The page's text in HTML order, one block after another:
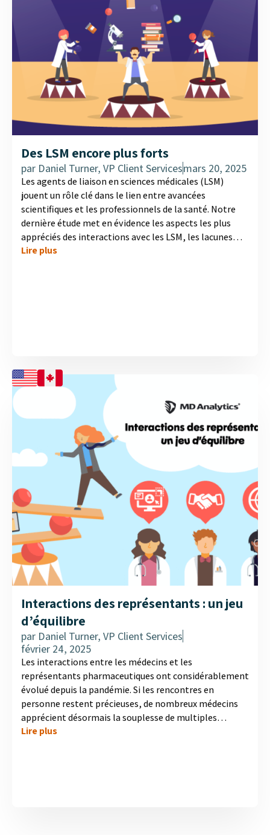
Des LSM encore plus forts
par Daniel Turner, VP Client Servicesmars 20, 2025
Les agents de liaison en sciences médicales (LSM)
jouent un rôle clé dans le lien entre avancées
scientifiques et les professionnels de la santé. Notre
dernière étude met en évidence les aspects les plus
appréciés des interactions avec les LSM, les lacunes
potentielles à combler et les entreprises qui se
Lire plus
Interactions des représentants : un jeu
d’équilibre
par Daniel Turner, VP Client Services
février 24, 2025
Les interactions entre les médecins et les
représentants pharmaceutiques ont considérablement
évolué depuis la pandémie. Si les rencontres en
personne restent précieuses, de nombreux médecins
apprécient désormais la souplesse de multiples
options d'engagement. Pour répondre aux préférences
Lire plus